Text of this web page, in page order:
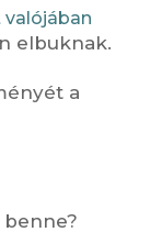
valójában
elbuknak.
a